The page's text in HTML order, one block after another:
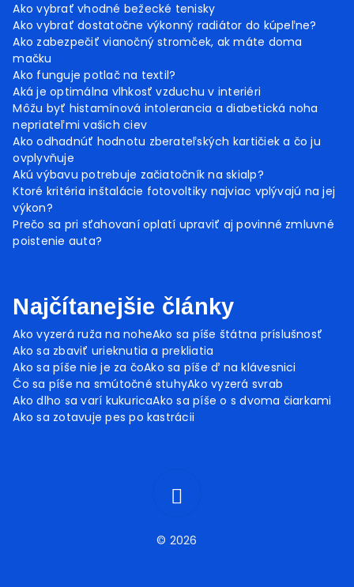
Ako vybrať vhodné bežecké tenisky
Ako vybrať dostatočne výkonný radiátor do kúpeľne?
Ako zabezpečiť vianočný stromček, ak máte doma
mačku
Ako funguje potlač na textil?
Aká je optimálna vlhkosť vzduchu v interiéri
Môžu byť histamínová intolerancia a diabetická noha
nepriateľmi vašich ciev
Ako odhadnúť hodnotu zberateľských kartičiek a čo ju
ovplyvňuje
Akú výbavu potrebuje začiatočník na skialp?
Ktoré kritéria inštalácie fotovoltiky najviac vplývajú na jej
výkon?
Prečo sa pri sťahovaní oplatí upraviť aj povinné zmluvné
poistenie auta?
Najčítanejšie články
Ako vyzerá ruža na noheAko sa píše štátna príslušnosť
Ako sa zbaviť urieknutia a prekliatia
Ako sa píše nie je za čoAko sa píše ď na klávesnici
Čo sa píše na smútočné stuhyAko vyzerá svrab
Ako dlho sa varí kukuricaAko sa píše o s dvoma čiarkami
Ako sa zotavuje pes po kastrácii
© 2026